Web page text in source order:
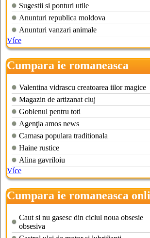
Sugestii si ponturi utile
Anunturi republica moldova
Anunturi vanzari animale
Více
Cumpara ie romaneasca
Valentina vidrascu creatoarea iilor magice
Magazin de artizanat cluj
Goblenul pentru toti
Agenţia amos news
Camasa populara traditionala
Haine rustice
Alina gavriloiu
Více
Cumpara ie romaneasca
Caut si nu gasesc din ciclul noua obsesie
obsesiva